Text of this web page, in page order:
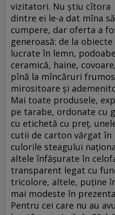
vizitatori. Nu ştiu cîtora
dintre ei le-a dat mîna să
cumpere, dar oferta a
generoasă: de la obiecte
lucrate în lemn,
ceramică, haine,
pînă la mîncăruri frumos
mirositoare şi
Mai toate produsele,
pe tarabe, ordonate cu
cu etichetă cu preţ,
cutii de carton vărgat în
culorile steagului
altele înfăşurate în
transparent legat cu
tricolore, altele, puţine
mai modeste în
Pentru cei care nu au